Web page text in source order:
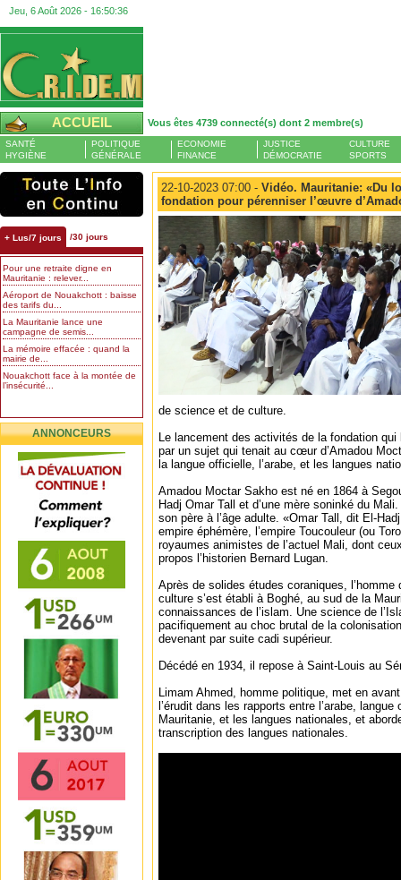
Jeu, 6 Août 2026 - 16:50:37
ACCUEIL Vous êtes 4739 connecté(s) dont 2 membre(s)
SANTÉ
HYGIÈNE
POLITIQUE
GÉNÉRALE
ECONOMIE
FINANCE
JUSTICE
DÉMOCRATIE
CULTURE
SPORTS
+ Lus/7 jours /30 jours
Pour une retraite digne en
Mauritanie : relever...
Aéroport de Nouakchott : baisse
des tarifs du...
La Mauritanie lance une
campagne de semis...
La mémoire effacée : quand la
mairie de...
Nouakchott face à la montée de
l’insécurité...
ANNONCEURS
22-10-2023 07:00 - Vidéo. Mauritanie: «Du
fondation pour pérenniser l’œuvre
de science et de culture.
Le lancement des activités de la fondation
par un sujet qui tenait au cœur d’Amadou
la langue officielle, l’arabe, et les langues
Amadou Moctar Sakho est né en 1864 à
Hadj Omar Tall et d’une mère soninké du
son père à l’âge adulte. «Omar Tall, dit El-
empire éphémère, l’empire Toucouleur (ou
royaumes animistes de l’actuel Mali, dont
propos l’historien Bernard Lugan.
Après de solides études coraniques,
culture s’est établi à Boghé, au sud de la
connaissances de l’islam. Une science de
pacifiquement au choc brutal de la
devenant par suite cadi supérieur.
Décédé en 1934, il repose à Saint-Louis au
Limam Ahmed, homme politique, met en
l’érudit dans les rapports entre l’arabe, langue
Mauritanie, et les langues nationales, et
transcription des langues nationales.